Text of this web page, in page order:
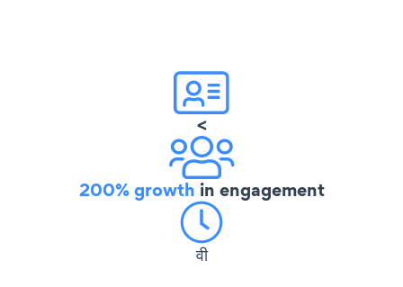
<
200% growth in engagement
वी